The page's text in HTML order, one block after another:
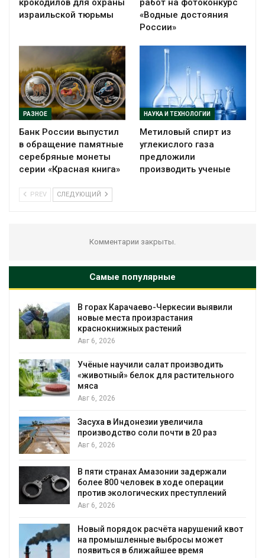
крокодилов для охраны
израильской тюрьмы
работ на фотоконкурс
«Водные достояния
России»
РАЗНОЕ
Банк России выпустил
в обращение памятные
серебряные монеты
серии «Красная книга»
НАУКА И ТЕХНОЛОГИИ
Метиловый спирт из
углекислого газа
предложили
производить ученые
PREV СЛЕДУЮЩИЙ
Комментарии закрыты.
Самые популярные
В горах Карачаево-Черкесии выявили
новые места произрастания
краснокнижных растений
Авг 6, 2026
Учёные научили салат производить
«животный» белок для растительного
мяса
Авг 6, 2026
Засуха в Индонезии увеличила
производство соли почти в 20 раз
Авг 6, 2026
В пяти странах Амазонии задержали
более 800 человек в ходе операции
против экологических преступлений
Авг 6, 2026
Новый порядок расчёта нарушений квот
на промышленные выбросы может
появиться в ближайшее время